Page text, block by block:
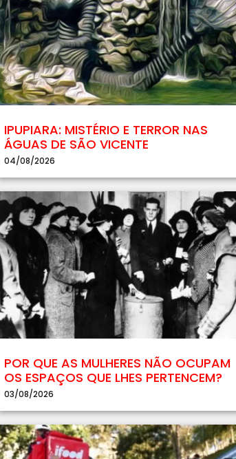
IPUPIARA: MISTÉRIO E TERROR NAS
ÁGUAS DE SÃO VICENTE
04/08/2026
POR QUE AS MULHERES NÃO OCUPAM
OS ESPAÇOS QUE LHES PERTENCEM?
03/08/2026